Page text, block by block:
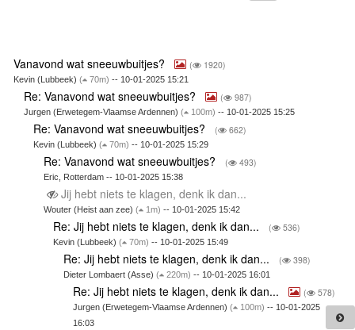
Vanavond wat sneeuwbuitjes? ( 1920)
Kevin (Lubbeek) ( 70m) -- 10-01-2025 15:21
Re: Vanavond wat sneeuwbuitjes? ( 987)
Jurgen (Erwetegem-Vlaamse Ardennen) ( 100m) -- 10-01-2025 15:25
Re: Vanavond wat sneeuwbuitjes? ( 662)
Kevin (Lubbeek)( 70m) -- 10-01-2025 15:29
Re: Vanavond wat sneeuwbuitjes? ( 493)
Eric, Rotterdam -- 10-01-2025 15:38
Jij hebt niets te klagen, denk ik dan...
Wouter (Heist aan zee) ( 1m) -- 10-01-2025 15:42
Re: Jij hebt niets te klagen, denk ik dan... ( 536)
Kevin (Lubbeek)( 70m) -- 10-01-2025 15:49
Re: Jij hebt niets te klagen, denk ik dan... ( 398)
Dieter Lombaert (Asse) ( 220m) -- 10-01-2025 16:01
Re: Jij hebt niets te klagen, denk ik dan... ( 578)
Jurgen (Erwetegem-Vlaamse Ardennen)( 100m) -- 10-01-2025
16:03